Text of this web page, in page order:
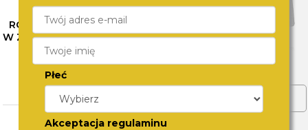
RÓŻNE OBLICZA SZAROŚCI
W ZEGARKACH CALVIN KLEIN
– SPRAWDŹ NASZE
PROPOZYCJE
CZYTAJ WIĘCEJ
ZOBACZ WIĘCEJ
Płeć
Akceptacja regulaminu